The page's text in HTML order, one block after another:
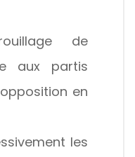
de
aux partis
en
les